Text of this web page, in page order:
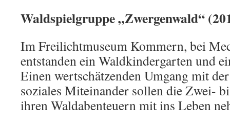
Waldspielgruppe „Zwergenwald“
Im Freilichtmuseum Kommern, bei
entstanden ein Waldkindergarten und
Einen wertschätzenden Umgang mit
soziales Miteinander sollen die Zwei-
ihren Waldabenteuern mit ins Leben